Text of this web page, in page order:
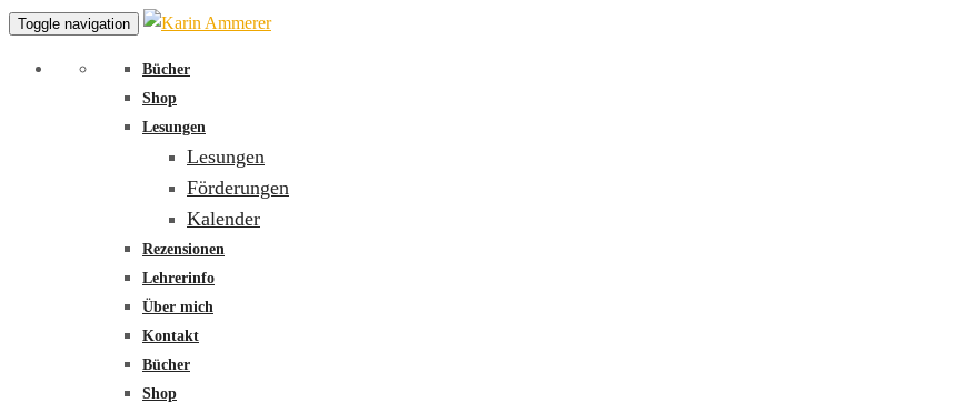
Toggle navigation
Bücher
Shop
Lesungen
Lesungen
Förderungen
Kalender
Rezensionen
Lehrerinfo
Über mich
Kontakt
Bücher
Shop